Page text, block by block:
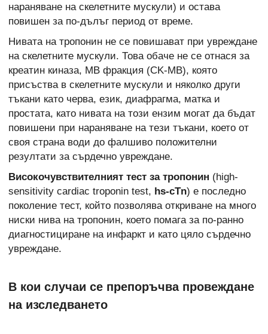
нараняване на скелетните мускули) и остава
повишен за по-дълъг период от време.
Нивата на тропонин не се повишават при увреждане
на скелетните мускули. Това обаче не се отнася за
креатин киназа, MB фракция (CK-MB), която
присъства в скелетните мускули и няколко други
тъкани като черва, език, диафрагма, матка и
простата, като нивата на този ензим могат да бъдат
повишени при нараняване на тези тъкани, което от
своя страна води до фалшиво положителни
резултати за сърдечно увреждане.
Високочувствителният тест за тропонин (high-
sensitivity cardiac troponin test, hs-cTn) е последно
поколение тест, който позволява откриване на много
ниски нива на тропонин, което помага за по-ранно
диагностициране на инфаркт и като цяло сърдечно
увреждане.
В кои случаи се препоръчва провеждане
на изследването